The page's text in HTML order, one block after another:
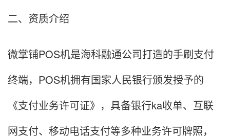
二、资质介绍
微掌铺POS机是海科融通公司打造的手刷支付
终端，POS机拥有国家人民银行颁发授予的
《支付业务许可证》，具备银行ka收单、互联
网支付、移动电话支付等多种业务许可牌照，